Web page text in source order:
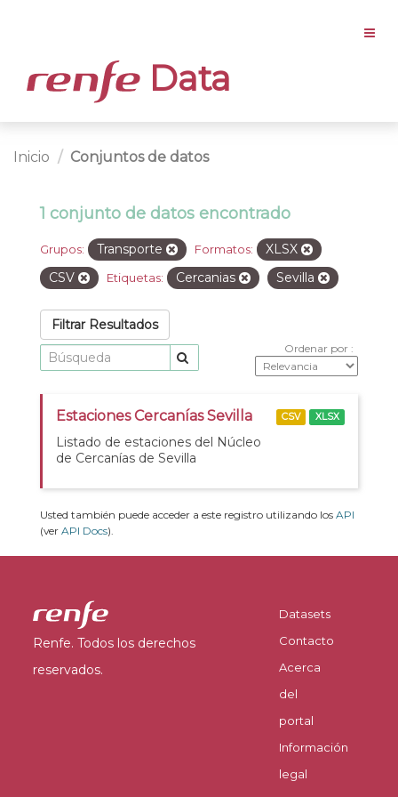
Data
Inicio Conjuntos de datos
1 conjunto de datos encontrado
Grupos: Transporte Formatos:
XLSX
CSV
Etiquetas: Cercanias Sevilla
Filtrar Resultados
Ordenar por
Estaciones Cercanías Sevilla
Listado de estaciones del Núcleo
de Cercanías de Sevilla
CSV XLSX
Usted también puede acceder a este registro utilizando los API
(ver API Docs).
Renfe. Todos los derechos
reservados.
Datasets
Contacto
Acerca
del
portal
Información
legal